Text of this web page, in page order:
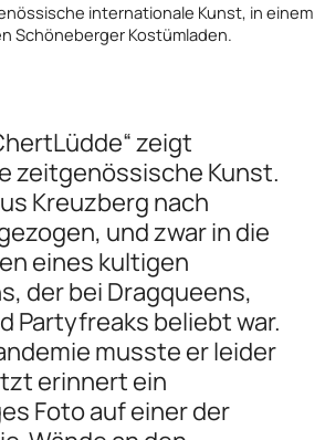
internationale Kunst, in einem
Schöneberger Kostümladen.
zeigt
zeitgenössische Kunst.
Kreuzberg nach
und zwar in die
eines kultigen
der bei Dragqueens,
Partyfreaks beliebt war.
musste er leider
erinnert ein
Foto auf einer der